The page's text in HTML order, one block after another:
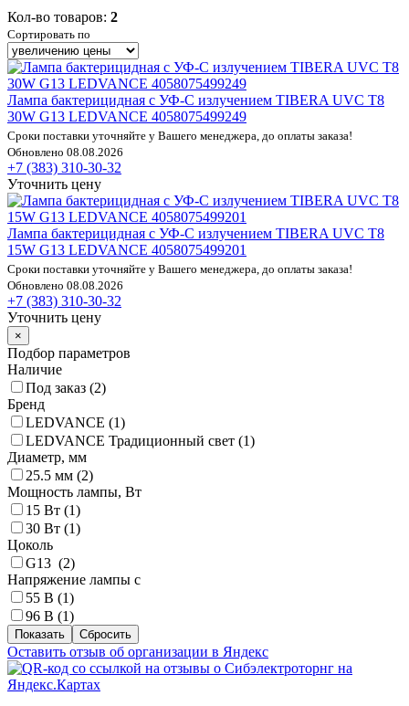
Кол-во товаров: 2
Сортировать по
Лампа бактерицидная с УФ-С излучением TIBERA UVC T8
30W G13 LEDVANCE 4058075499249
Сроки поставки уточняйте у Вашего менеджера, до оплаты заказа!
Обновлено 08.08.2026
+7 (383) 310-30-32
Уточнить цену
Лампа бактерицидная с УФ-С излучением TIBERA UVC T8
15W G13 LEDVANCE 4058075499201
Сроки поставки уточняйте у Вашего менеджера, до оплаты заказа!
Обновлено 08.08.2026
+7 (383) 310-30-32
Уточнить цену
×
Подбор параметров
Наличие
Под заказ (2)
Бренд
LEDVANCE (1)
LEDVANCE Традиционный свет (1)
Диаметр, мм
25.5 мм (2)
Мощность лампы, Вт
15 Вт (1)
30 Вт (1)
Цоколь
G13 (2)
Напряжение лампы с
55 В (1)
96 В (1)
Оставить отзыв об организации в Яндекс